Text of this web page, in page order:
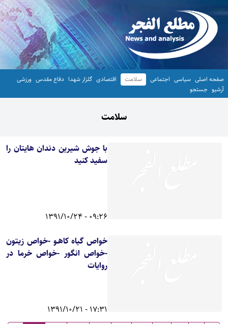
صفحه اصلی سیاسی اجتماعی سلامت اقتصادی گلزار شهدا دفاع مقدس ورزشی
آرشیو جستجو
سلامت
با جوش شیرین دندان هایتان را
سفید کنید
09:26 - 1391/10/24
خواص گیاه کاهـو -خواص زیتون
-خواص انگور -خواص خرما در
روایات
17:31 - 1391/10/21